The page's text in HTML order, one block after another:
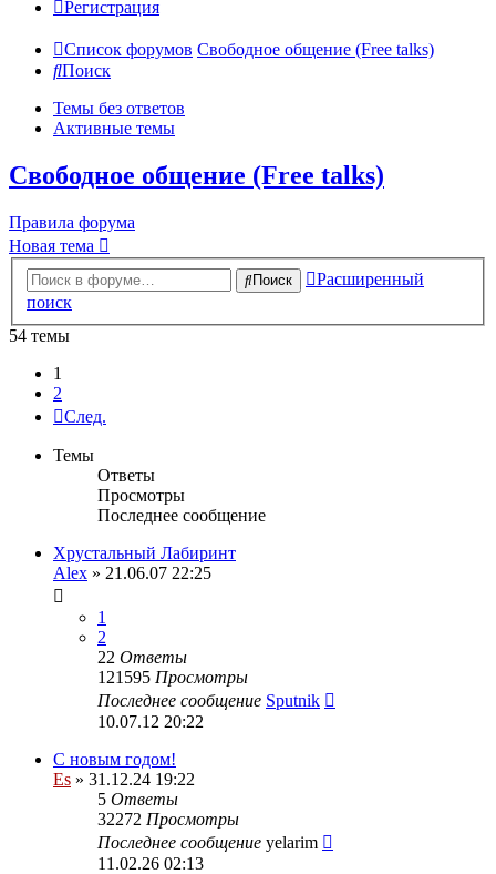
Регистрация
Список форумов Свободное общение (Free talks)
Поиск
Темы без ответов
Активные темы
Свободное общение (Free talks)
Правила форума
Новая тема
Поиск
Расширенный
поиск
54 темы
1
2
След.
Темы
Ответы
Просмотры
Последнее сообщение
Хрустальный Лабиринт
Alex » 21.06.07 22:25
1
2
22 Ответы
121595 Просмотры
Последнее сообщение Sputnik
10.07.12 20:22
С новым годом!
Es » 31.12.24 19:22
5 Ответы
32272 Просмотры
Последнее сообщение yelarim
11.02.26 02:13